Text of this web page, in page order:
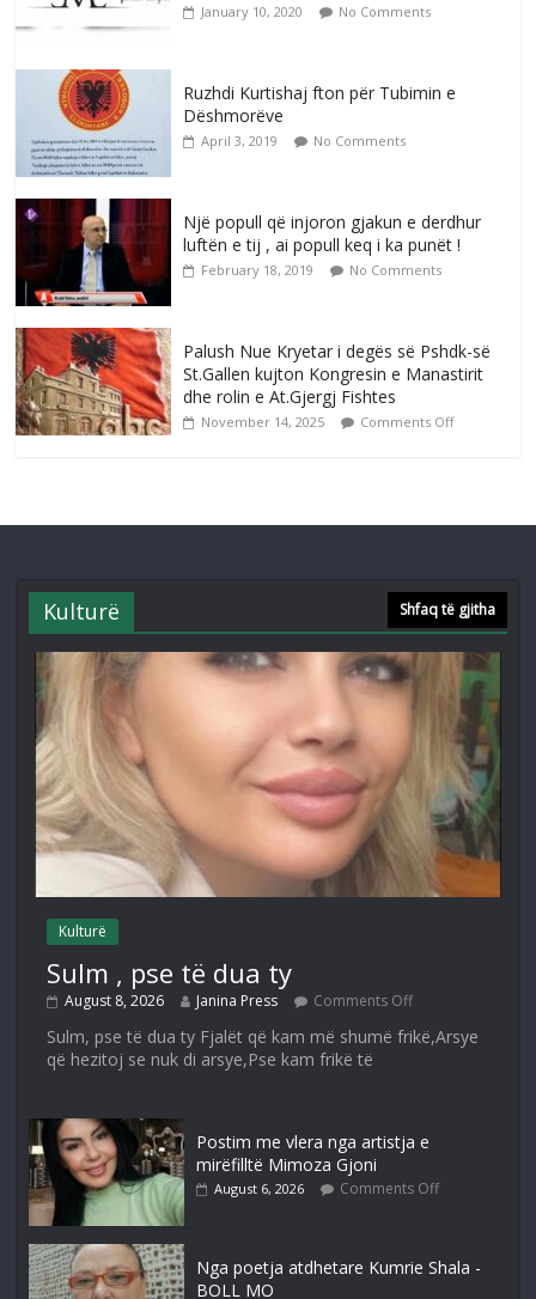
January 10, 2020 No Comments
Ruzhdi Kurtishaj fton për Tubimin e
Dëshmorëve
April 3, 2019 No Comments
Një popull që injoron gjakun e derdhur
luftën e tij , ai popull keq i ka punët !
February 18, 2019 No Comments
Palush Nue Kryetar i degës së Pshdk-së
St.Gallen kujton Kongresin e Manastirit
dhe rolin e At.Gjergj Fishtes
November 14, 2025 Comments Off
Kulturë Shfaq të gjitha
Kulturë
Sulm , pse të dua ty
August 8, 2026 Janina Press Comments Off
Sulm, pse të dua ty Fjalët që kam më shumë frikë,Arsye
që hezitoj se nuk di arsye,Pse kam frikë të
Postim me vlera nga artistja e
mirëfilltë Mimoza Gjoni
August 6, 2026 Comments Off
Nga poetja atdhetare Kumrie Shala -
BOLL MO